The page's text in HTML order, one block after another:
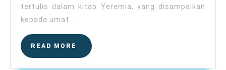
tertulis dalam kitab Yeremia, yang disampaikan
kepada umat
READ MORE
READ
MORE